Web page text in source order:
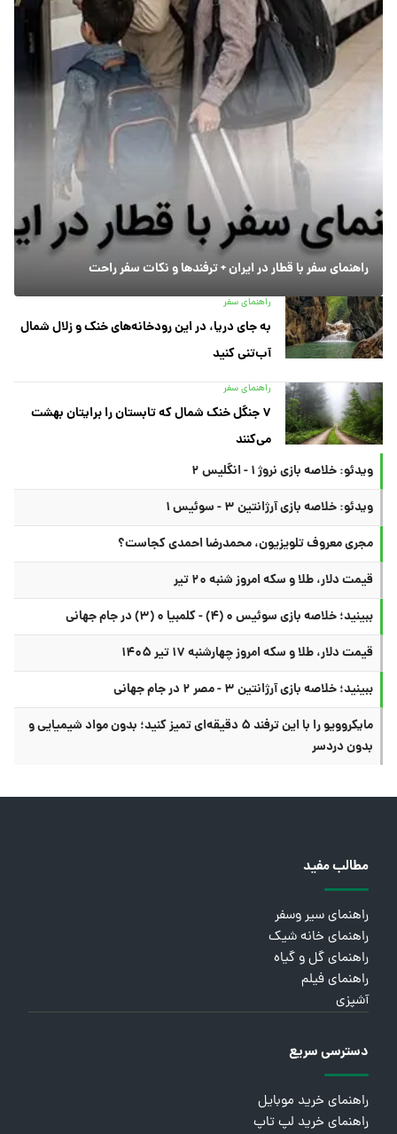
راهنمای سفر با قطار در ایران + ترفندها و نکات سفر راحت
راهنمای سفر
به جای دریا، در این رودخانه‌های خنک و زلال شمال
آب‌تنی کنید
راهنمای سفر
۷ جنگل خنک شمال که تابستان را برایتان بهشت
می‌کنند
ویدئو: خلاصه بازی نروژ ۱ - انگلیس ۲
ویدئو: خلاصه بازی آرژانتین ۳ - سوئیس ۱
مجری معروف تلویزیون، محمدرضا احمدی کجاست؟
قیمت دلار، طلا و سکه امروز شنبه ۲۰ تیر
ببینید؛ خلاصه بازی سوئیس ۰ (۴) - کلمبیا ۰ (۳) در جام جهانی
قیمت دلار، طلا و سکه امروز چهارشنبه ۱۷ تیر ۱۴۰۵
ببینید؛ خلاصه بازی آرژانتین ۳ - مصر ۲ در جام جهانی
مایکروویو را با این ترفند ۵ دقیقه‌ای تمیز کنید؛ بدون مواد شیمیایی و
بدون دردسر
مطالب مفید
راهنمای سیر وسفر
راهنمای خانه شیک
راهنمای گل و گیاه
راهنمای فیلم
آشپزی
دسترسی سریع
راهنمای خرید موبایل
راهنمای خرید لپ تاپ